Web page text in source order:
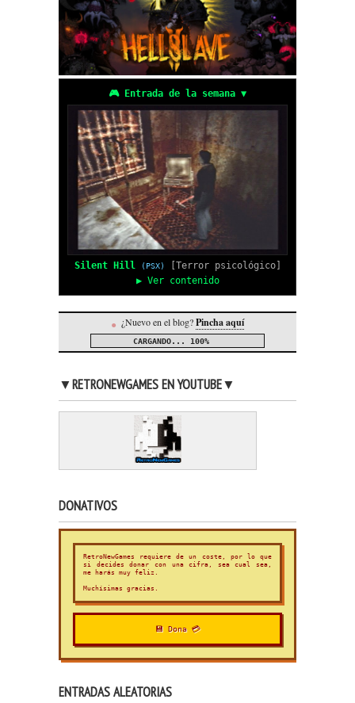
🎮 Entrada de la semana ▼
Silent Hill (PSX)
[Terror psicológico]
▶ Ver contenido
● ¿Nuevo en el blog?Pincha aquí
CARGANDO... 100%
▼RETRONEWGAMES EN YOUTUBE▼
DONATIVOS
RetroNewGames requiere de un coste, por lo que
si decides donar con una cifra, sea cual sea,
me harás muy feliz.
Muchísimas gracias.
💾 Dona 💳
ENTRADAS ALEATORIAS